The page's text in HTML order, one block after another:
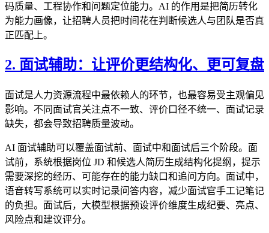
码质量、工程协作和问题定位能力。AI 的作用是把简历转化
为能力画像，让招聘人员把时间花在判断候选人与团队是否真
正匹配上。
2. 面试辅助：让评价更结构化、更可复盘
面试是人力资源流程中最依赖人的环节，也最容易受主观偏见
影响。不同面试官关注点不一致、评价口径不统一、面试记录
缺失，都会导致招聘质量波动。
AI 面试辅助可以覆盖面试前、面试中和面试后三个阶段。面
试前，系统根据岗位 JD 和候选人简历生成结构化提纲，提示
需要深挖的经历、可能存在的能力缺口和追问方向。面试中，
语音转写系统可以实时记录问答内容，减少面试官手工记笔记
的负担。面试后，大模型根据预设评价维度生成纪要、亮点、
风险点和建议评分。